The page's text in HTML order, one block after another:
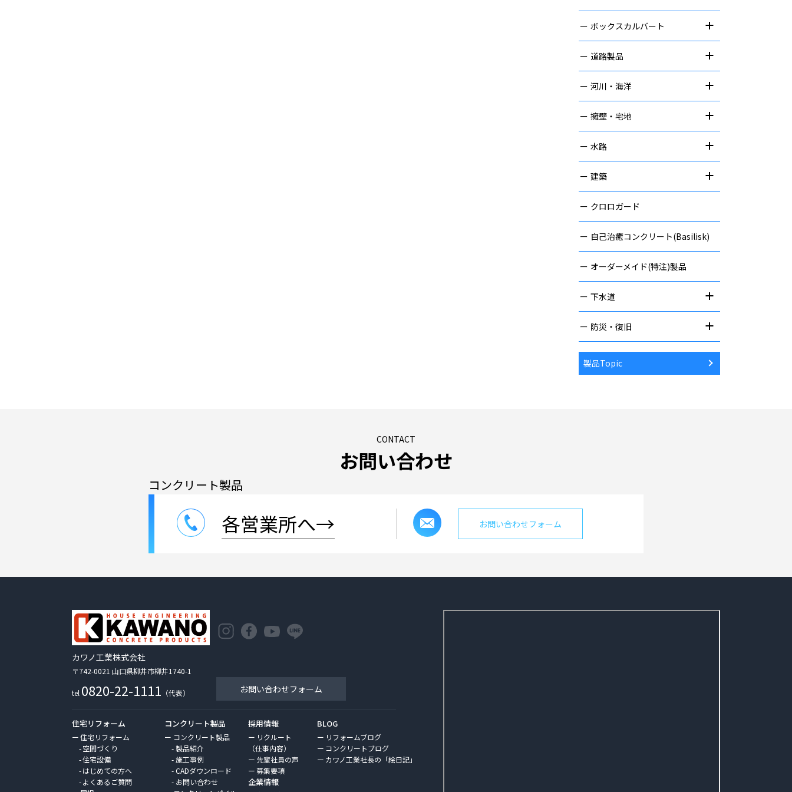
ボックスカルバート
道路製品
河川・海洋
擁壁・宅地
水路
建築
クロロガード
自己治癒コンクリート(Basilisk)
オーダーメイド(特注)製品
下水道
防災・復旧
製品Topic
CONTACT
お問い合わせ
コンクリート製品
各営業所へ→ お問い合わせフォーム
カワノ工業株式会社
〒742-0021 山口県柳井市柳井1740-1
tel 0820-22-1111 （代表） お問い合わせフォーム
住宅リフォーム
住宅リフォーム
空間づくり
住宅設備
はじめての方へ
よくあるご質問
コンクリート製品
コンクリート製品
製品紹介
施工事例
CADダウンロード
お問い合わせ
採用情報
リクルート
（仕事内容）
先輩社員の声
募集要項
企業情報
BLOG
リフォームブログ
コンクリートブログ
カワノ工業社長の「絵日記」